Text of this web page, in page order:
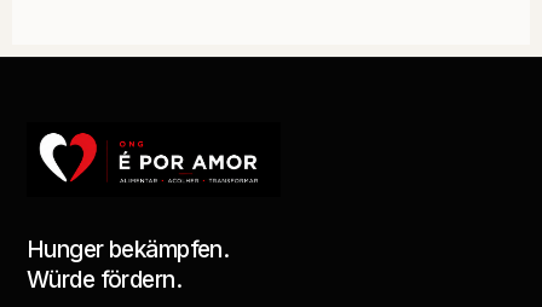
Hunger bekämpfen.
Würde fördern.